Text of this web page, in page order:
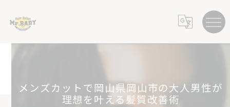
メンズカットで岡山県岡山市の大人男性が
理想を叶える髪質改善術